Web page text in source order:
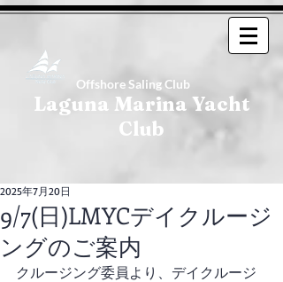
Offshore Saling Club
Laguna Marina Yacht
Club
9/7(日)LMYCデイクルージ
ングのご案内
2025年7月20日
クルージング委員より、デイクルージ